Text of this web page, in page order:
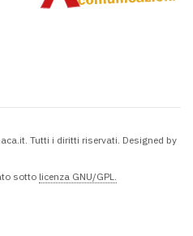
Tutti i diritti riservati. Designed by
sotto licenza GNU/GPL.